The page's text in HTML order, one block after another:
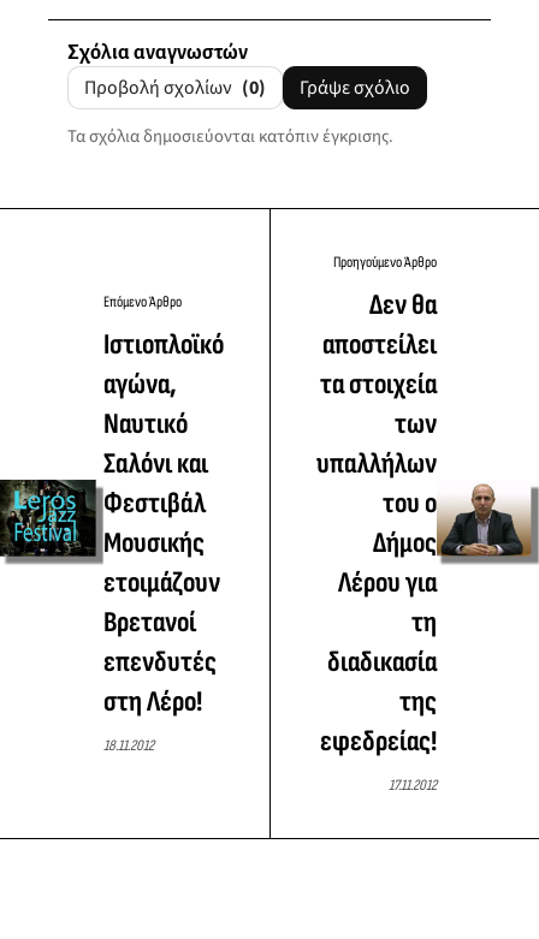
Σχόλια αναγνωστών
Προβολή σχολίων (0) Γράψε σχόλιο
Τα σχόλια δημοσιεύονται κατόπιν έγκρισης.
Επόμενο Άρθρο
Ιστιοπλοϊκό
αγώνα,
Ναυτικό
Σαλόνι και
Φεστιβάλ
Μουσικής
ετοιμάζουν
Βρετανοί
επενδυτές
στη Λέρο!
18.11.2012
Προηγούμενο Άρθρο
Δεν θα
αποστείλει
τα στοιχεία
των
υπαλλήλων
του ο
Δήμος
Λέρου για
τη
διαδικασία
της
εφεδρείας!
17.11.2012